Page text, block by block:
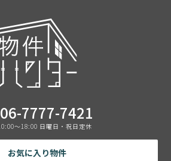
06-7777-7421
〜18:00 日曜日・祝日定休
お気に入り物件